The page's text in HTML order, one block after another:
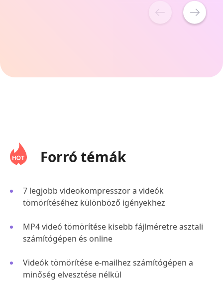
Forró témák
7 legjobb videokompresszor a videók
tömörítéséhez különböző igényekhez
MP4 videó tömörítése kisebb fájlméretre asztali
számítógépen és online
Videók tömörítése e-mailhez számítógépen a
minőség elvesztése nélkül